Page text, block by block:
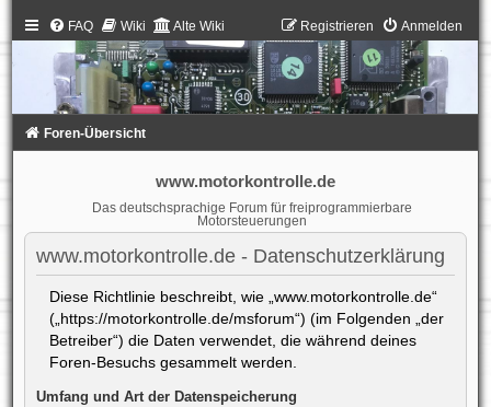
FAQ Wiki Alte Wiki Anmelden
Registrieren
Foren-Übersicht
www.motorkontrolle.de
Das deutschsprachige Forum für freiprogrammierbare
Motorsteuerungen
www.motorkontrolle.de - Datenschutzerklärung
Diese Richtlinie beschreibt, wie „www.motorkontrolle.de“
(„https://motorkontrolle.de/msforum“) (im Folgenden „der
Betreiber“) die Daten verwendet, die während deines
Foren-Besuchs gesammelt werden.
Umfang und Art der Datenspeicherung